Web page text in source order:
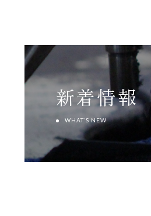
新着情報
WHAT’S NEW